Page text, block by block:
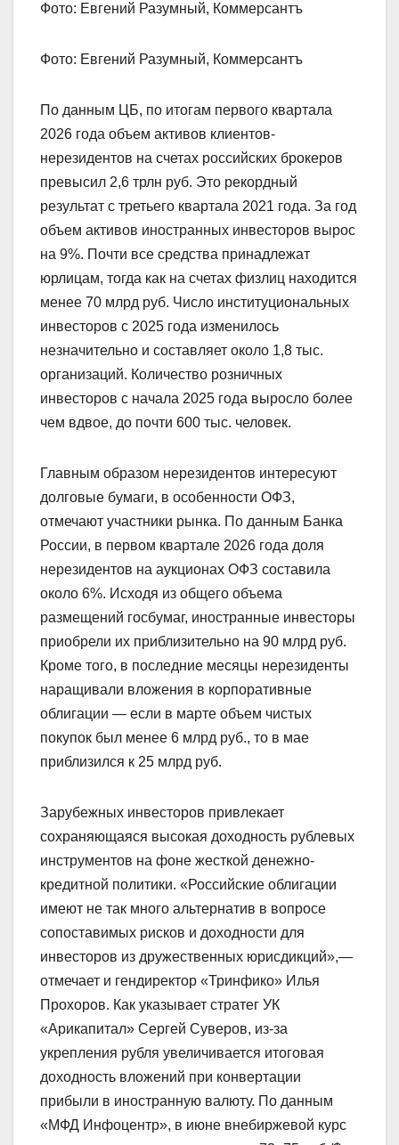
Фото: Евгений Разумный, Коммерсантъ
Фото: Евгений Разумный, Коммерсантъ
По данным ЦБ, по итогам первого квартала
2026 года объем активов клиентов-
нерезидентов на счетах российских брокеров
превысил 2,6 трлн руб. Это рекордный
результат с третьего квартала 2021 года. За год
объем активов иностранных инвесторов вырос
на 9%. Почти все средства принадлежат
юрлицам, тогда как на счетах физлиц находится
менее 70 млрд руб. Число институциональных
инвесторов с 2025 года изменилось
незначительно и составляет около 1,8 тыс.
организаций. Количество розничных
инвесторов с начала 2025 года выросло более
чем вдвое, до почти 600 тыс. человек.
Главным образом нерезидентов интересуют
долговые бумаги, в особенности ОФЗ,
отмечают участники рынка. По данным Банка
России, в первом квартале 2026 года доля
нерезидентов на аукционах ОФЗ составила
около 6%. Исходя из общего объема
размещений госбумаг, иностранные инвесторы
приобрели их приблизительно на 90 млрд руб.
Кроме того, в последние месяцы нерезиденты
наращивали вложения в корпоративные
облигации — если в марте объем чистых
покупок был менее 6 млрд руб., то в мае
приблизился к 25 млрд руб.
Зарубежных инвесторов привлекает
сохраняющаяся высокая доходность рублевых
инструментов на фоне жесткой денежно-
кредитной политики. «Российские облигации
имеют не так много альтернатив в вопросе
сопоставимых рисков и доходности для
инвесторов из дружественных юрисдикций»,—
отмечает и гендиректор «Тринфико» Илья
Прохоров. Как указывает стратег УК
«Арикапитал» Сергей Суверов, из-за
укрепления рубля увеличивается итоговая
доходность вложений при конвертации
прибыли в иностранную валюту. По данным
«МФД Инфоцентр», в июне внебиржевой курс